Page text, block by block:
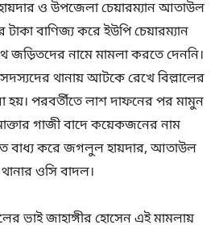
ও উপজেলা চেয়ারম্যান আতাউল
বাণিজ্য করে ইউপি চেয়ারম্যান
জড়িতদের নামে মামলা করতে দেননি।
থানায় আটকে রেখে বিল্লালের
হয়। পরবর্তীতে লাশ দাফনের পর মামুন
গাজী বাদে কয়েকজনের নাম
বাধ্য করে জগলুল হায়দার, আতাউল
ওসি বাদল।
ভাই জাহাঙ্গীর হোসেন এই মামলায়